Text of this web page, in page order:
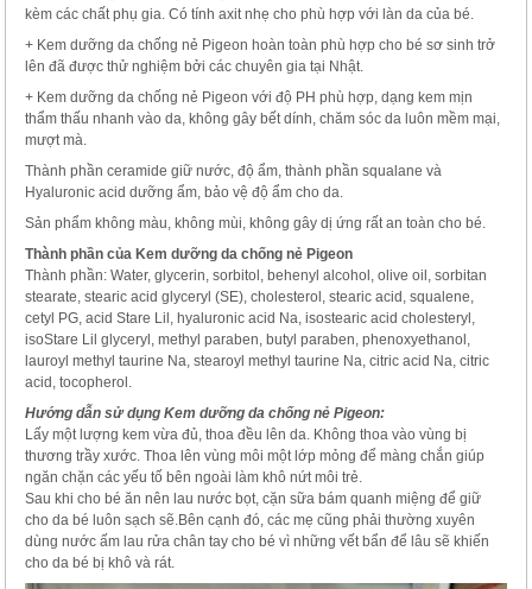
kèm các chất phụ gia. Có tính axit nhẹ cho phù hợp với làn da của bé.
+ Kem dưỡng da chống nẻ Pigeon hoàn toàn phù hợp cho bé sơ sinh trở
lên đã được thử nghiệm bởi các chuyên gia tại Nhật.
+ Kem dưỡng da chống nẻ Pigeon với độ PH phù hợp, dạng kem mịn
thẩm thấu nhanh vào da, không gây bết dính, chăm sóc da luôn mềm mại,
mượt mà.
Thành phần ceramide giữ nước, độ ẩm, thành phần squalane và
Hyaluronic acid dưỡng ẩm, bảo vệ độ ẩm cho da.
Sản phẩm không màu, không mùi, không gây dị ứng rất an toàn cho bé.
Thành phần của Kem dưỡng da chống nẻ Pigeon
Thành phần: Water, glycerin, sorbitol, behenyl alcohol, olive oil, sorbitan
stearate, stearic acid glyceryl (SE), cholesterol, stearic acid, squalene,
cetyl PG, acid Stare Lil, hyaluronic acid Na, isostearic acid cholesteryl,
isoStare Lil glyceryl, methyl paraben, butyl paraben, phenoxyethanol,
lauroyl methyl taurine Na, stearoyl methyl taurine Na, citric acid Na, citric
acid, tocopherol.
Hướng dẫn sử dụng Kem dưỡng da chống nẻ Pigeon:
Lấy một lượng kem vừa đủ, thoa đều lên da. Không thoa vào vùng bị
thương trầy xước. Thoa lên vùng môi một lớp mỏng để màng chắn giúp
ngăn chặn các yếu tố bên ngoài làm khô nứt môi trẻ.
Sau khi cho bé ăn nên lau nước bọt, cặn sữa bám quanh miệng để giữ
cho da bé luôn sạch sẽ.Bên cạnh đó, các mẹ cũng phải thường xuyên
dùng nước ấm lau rửa chân tay cho bé vì những vết bẩn để lâu sẽ khiến
cho da bé bị khô và rát.